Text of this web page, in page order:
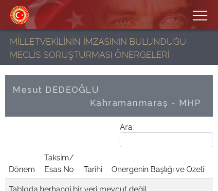
MİLLETVEKİLİNİN İMZASININ BULUNDUĞU
MECLİS SORUŞTURMASI ÖNERGELERİ
Mesut DEDEOĞLU
Kahramanmaraş - MHP
Ara:
Dönem
Taksim/
Esas No
Tarihi
Önergenin Başlığı ve Özeti
Tabloda herhangi bir veri mevcut değil